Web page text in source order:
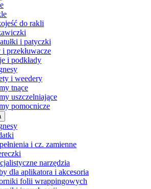
do rakli
i patyczki
i przekłuwacze
i podkłady
i weedery
tnące
uszczelniające
pomocnicze
i cz. zamienne
narzędzia
dla aplikatora i akcesoria
folii wrappingowych